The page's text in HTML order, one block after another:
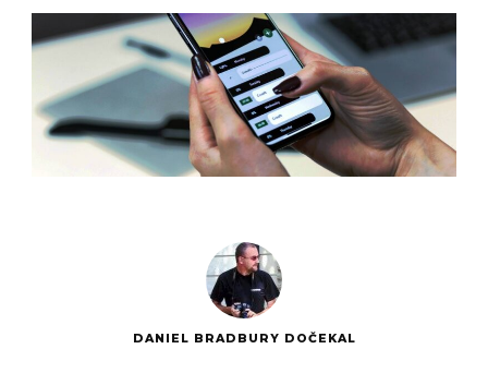
DANIEL BRADBURY DOČEKAL